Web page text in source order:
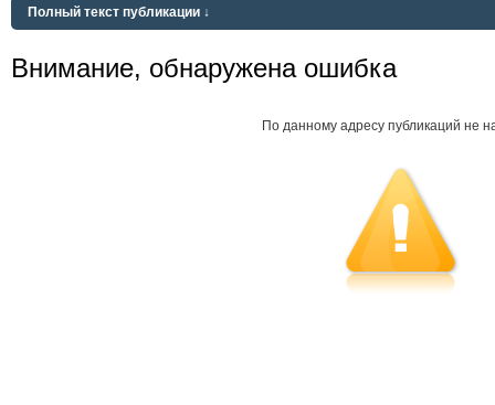
Полный текст публикации ↓
Внимание, обнаружена ошибка
По данному адресу публикаций не